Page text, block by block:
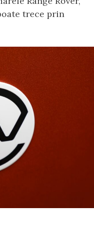
trece prin